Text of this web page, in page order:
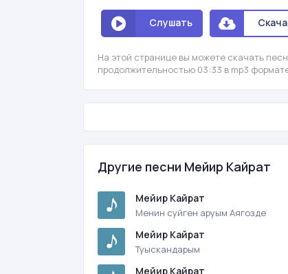
Слушать
На этой странице вы можете скачать
продолжительностью 03:33 в mp3
Другие песни Мейир Кайрат
Мейир Кайрат
Менин суйген аруым Аягозде
Мейир Кайрат
Туыскандарым
Мейир Кайрат